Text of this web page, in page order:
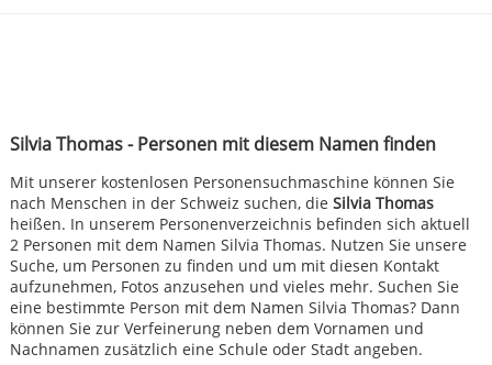
Silvia Thomas - Personen mit diesem Namen finden
Mit unserer kostenlosen Personensuchmaschine können Sie
nach Menschen in der Schweiz suchen, die Silvia Thomas
heißen. In unserem Personenverzeichnis befinden sich aktuell
2 Personen mit dem Namen Silvia Thomas. Nutzen Sie unsere
Suche, um Personen zu finden und um mit diesen Kontakt
aufzunehmen, Fotos anzusehen und vieles mehr. Suchen Sie
eine bestimmte Person mit dem Namen Silvia Thomas? Dann
können Sie zur Verfeinerung neben dem Vornamen und
Nachnamen zusätzlich eine Schule oder Stadt angeben.